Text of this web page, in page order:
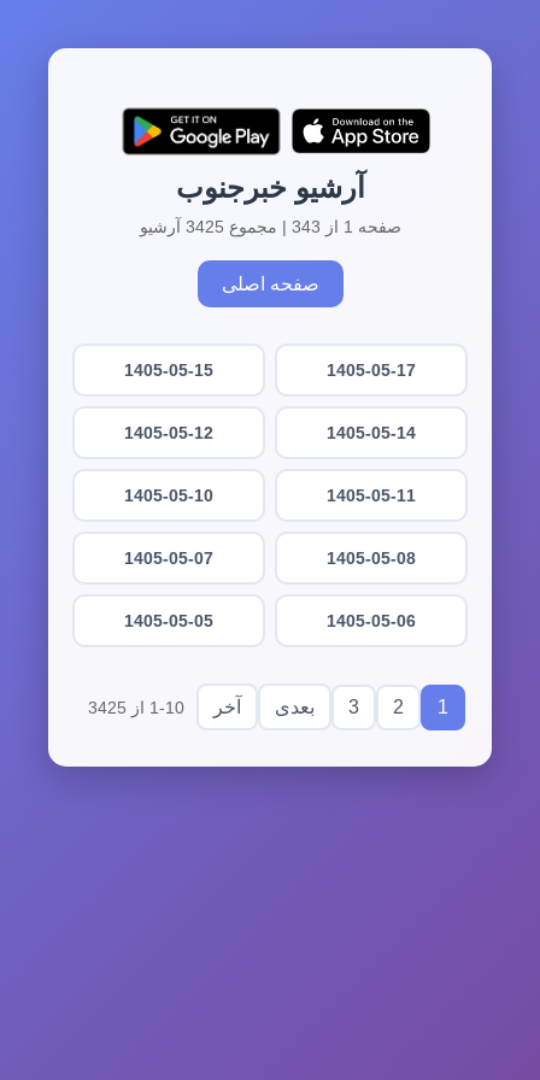
آرشیو خبرجنوب
صفحه 1 از 343 | مجموع 3425 آرشیو
صفحه اصلی
1405-05-17
1405-05-15
1405-05-14
1405-05-12
1405-05-11
1405-05-10
1405-05-08
1405-05-07
1405-05-06
1405-05-05
1
2
3 بعدی آخر 1-10 از 3425